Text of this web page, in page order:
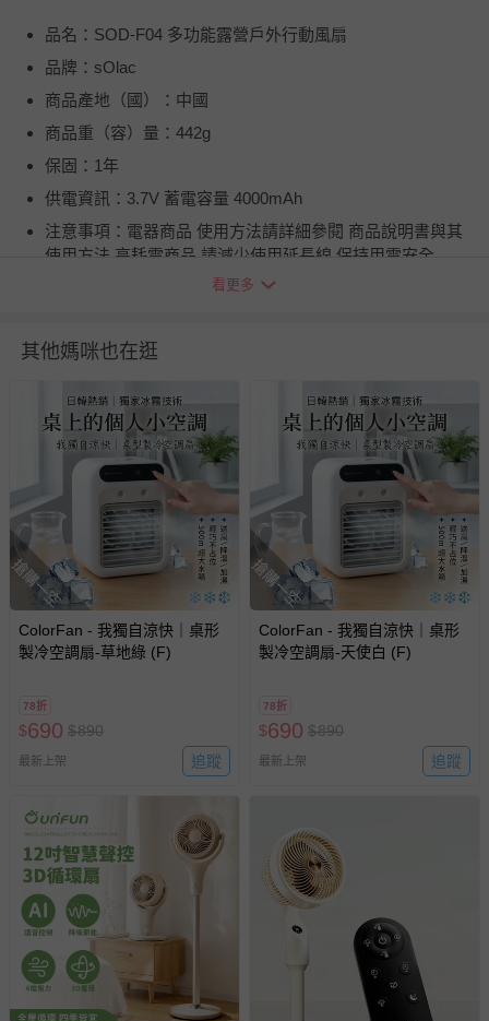
品名：SOD-F04 多功能露營戶外行動風扇
品牌：sOlac
商品產地（國）：中國
商品重（容）量：442g
保固：1年
供電資訊：3.7V 蓄電容量 4000mAh
注意事項：電器商品 使用方法請詳細參閱 商品說明書與其
使用方法 高耗電商品 請減少使用延長線 保持用電安全
BSMI商品檢驗標識字號：R3E558
您所購買的商品享有7天的鑑賞期／猶豫期權益，但此期間
包含完整包裝、配件、說明文件及贈品等。
如需退換貨，請於收到商品7天（含例假日內提出），如為
瑕疵退換貨所產生的運費，將由媽咪愛負責處理，若非瑕疵
退貨，您可至『查詢訂單』>『已出貨』中查詢該筆訂單，
並點選『我要退貨』即可進行申請。若有相關退貨問題，請
至媽咪愛LINE@客服ID: @mamilove
我們將依序為您處理
與服務，謝謝。
針對滿件折/滿額贈…等活動，如因部份退貨，而該訂單保
留商品未達活動門檻，將以原價計算，活動贈品亦需一併退
部分商品依據消費者保護法的規定，不適用七天鑑賞期/猶
豫期範圍：
客製化商品（例如客製生日書、姓名貼等）。
報紙、期刊或雜誌（惟書籍如經拆封、使用，則酌收整
新費用）。
經消費者拆封之影音商品或電腦軟體（例如 DVD、CD
等）。
非以有形媒介提供之數位內容或一經提供即為完成之線
上服務，經消費者事先同意始提供（例如線上課程、遊
看更多
其他媽咪也在逛
搶購一空
ColorFan - 我獨自涼快｜桌形
製冷空調扇-草地綠 (F)
78折
$690 $890
最新上架 追蹤
搶購一空
ColorFan - 我獨自涼快｜桌形
製冷空調扇-天使白 (F)
78折
$690 $890
最新上架 追蹤